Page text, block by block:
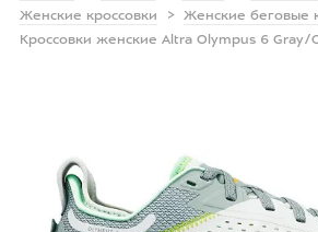
Женские кроссовки
Женские беговые
Кроссовки женские Altra Olympus 6 Gray/